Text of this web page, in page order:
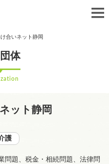
合いネット静岡
体
ット静岡
護
問題、税金・相続問題、法律問